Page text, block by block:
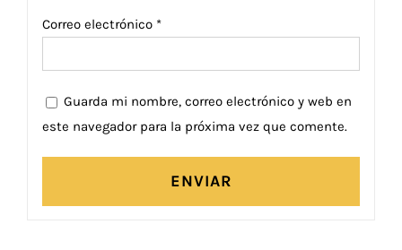
Correo electrónico *
Guarda mi nombre, correo electrónico y web en
este navegador para la próxima vez que comente.